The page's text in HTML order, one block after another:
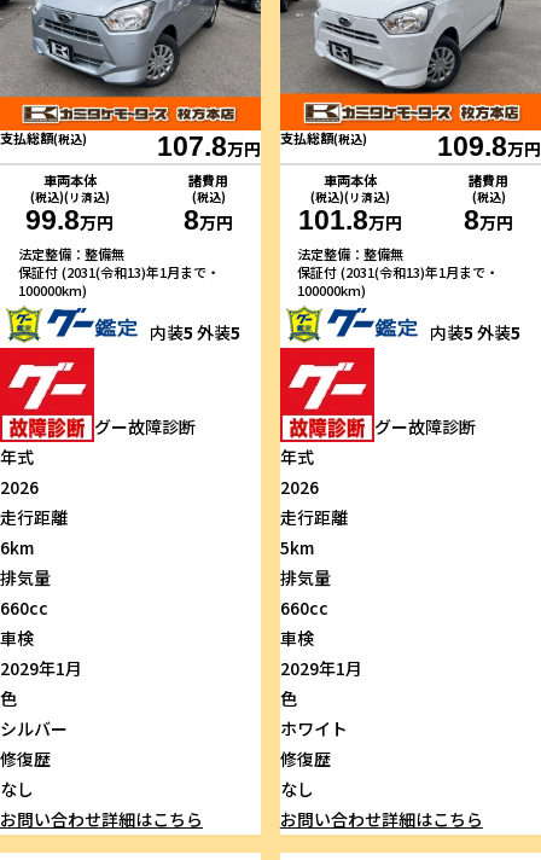
支払総額(税込) 107.8万円
車両本体
(税込)(リ済込)
99.8万円
諸費用
(税込)
8万円
法定整備：整備無
保証付 (2031(令和13)年1月まで・
100000km)
内装5 外装5
グー故障診断
年式
2026
走行距離
6km
排気量
660cc
車検
2029年1月
色
シルバー
修復歴
なし
お問い合わせ詳細はこちら
支払総額(税込) 109.8万円
車両本体
(税込)(リ済込)
101.8万円
諸費用
(税込)
8万円
法定整備：整備無
保証付 (2031(令和13)年1月まで・
100000km)
内装5 外装5
グー故障診断
年式
2026
走行距離
5km
排気量
660cc
車検
2029年1月
色
ホワイト
修復歴
なし
お問い合わせ詳細はこちら